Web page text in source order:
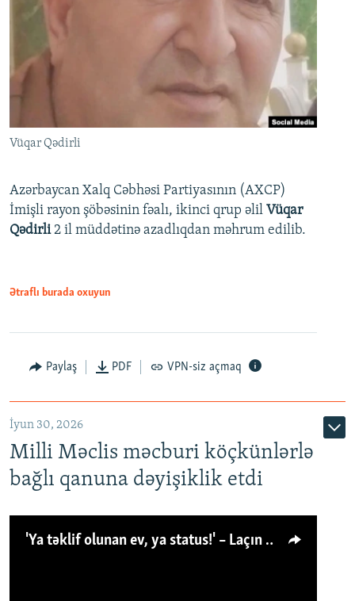
Vüqar Qədirli
Azərbaycan Xalq Cəbhəsi Partiyasının (AXCP)
İmişli rayon şöbəsinin fəalı, ikinci qrup əlil Vüqar
Qədirli2 il müddətinə azadlıqdan məhrum edilib.
Ətraflı burada oxuyun
Paylaş PDF VPN-siz açmaq
İyun 30, 2026
Milli Məclis məcburi köçkünlərlə
bağlı qanuna dəyişiklik etdi
'Ya təklif olunan ev, ya status!' – Laçın köçkünü: 'Laçından başqa heç hara!'